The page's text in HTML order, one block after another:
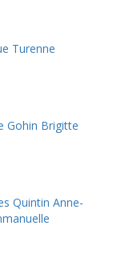
Turenne
Gohin Brigitte
Quintin Anne-